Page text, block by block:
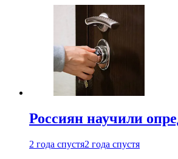
Россиян научили
2 года спустя2 года спустя